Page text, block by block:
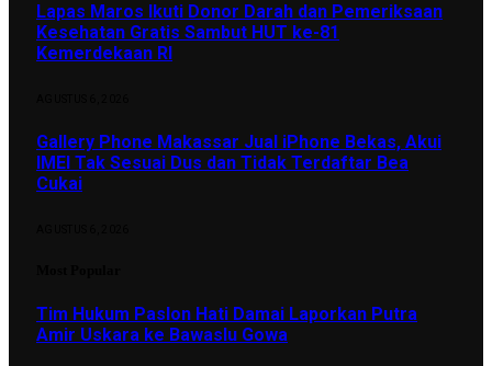
Lapas Maros Ikuti Donor Darah dan Pemeriksaan
Kesehatan Gratis Sambut HUT ke-81
Kemerdekaan RI
Gallery Phone Makassar Jual iPhone Bekas, Akui
IMEI Tak Sesuai Dus dan Tidak Terdaftar Bea
Cukai
Tim Hukum Paslon Hati Damai Laporkan Putra
Amir Uskara ke Bawaslu Gowa